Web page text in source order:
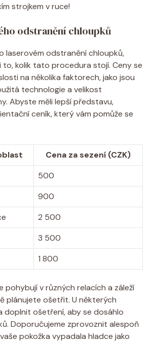
strojkem v ruce!
odstranění chloupků
laserovém odstranění chloupků,
to, kolik tato procedura stojí. Ceny se
na několika faktorech, jako jsou
technologie a velikost
Abyste měli lepší představu,
ceník, který vám pomůže se
Cena za sezení (CZK)
500
900
2 500
3 500
1 800
pohybují v různých relacích a záleží
plánujete ošetřit. U některých
doplnit ošetření, aby se dosáhlo
Doporučujeme zprovoznit alespoň
pokožka vypadala hladce jako